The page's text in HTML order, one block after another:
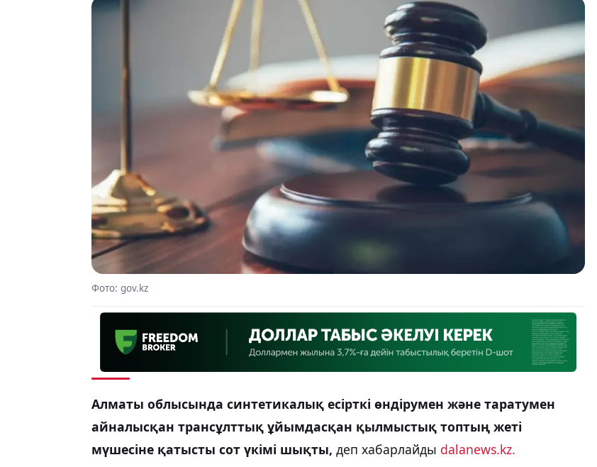
Фото: gov.kz
Алматы облысында синтетикалық есірткі өндірумен және таратумен
айналысқан трансұлттық ұйымдасқан қылмыстық топтың жеті
мүшесіне қатысты сот үкімі шықты, деп хабарлайды dalanews.kz.